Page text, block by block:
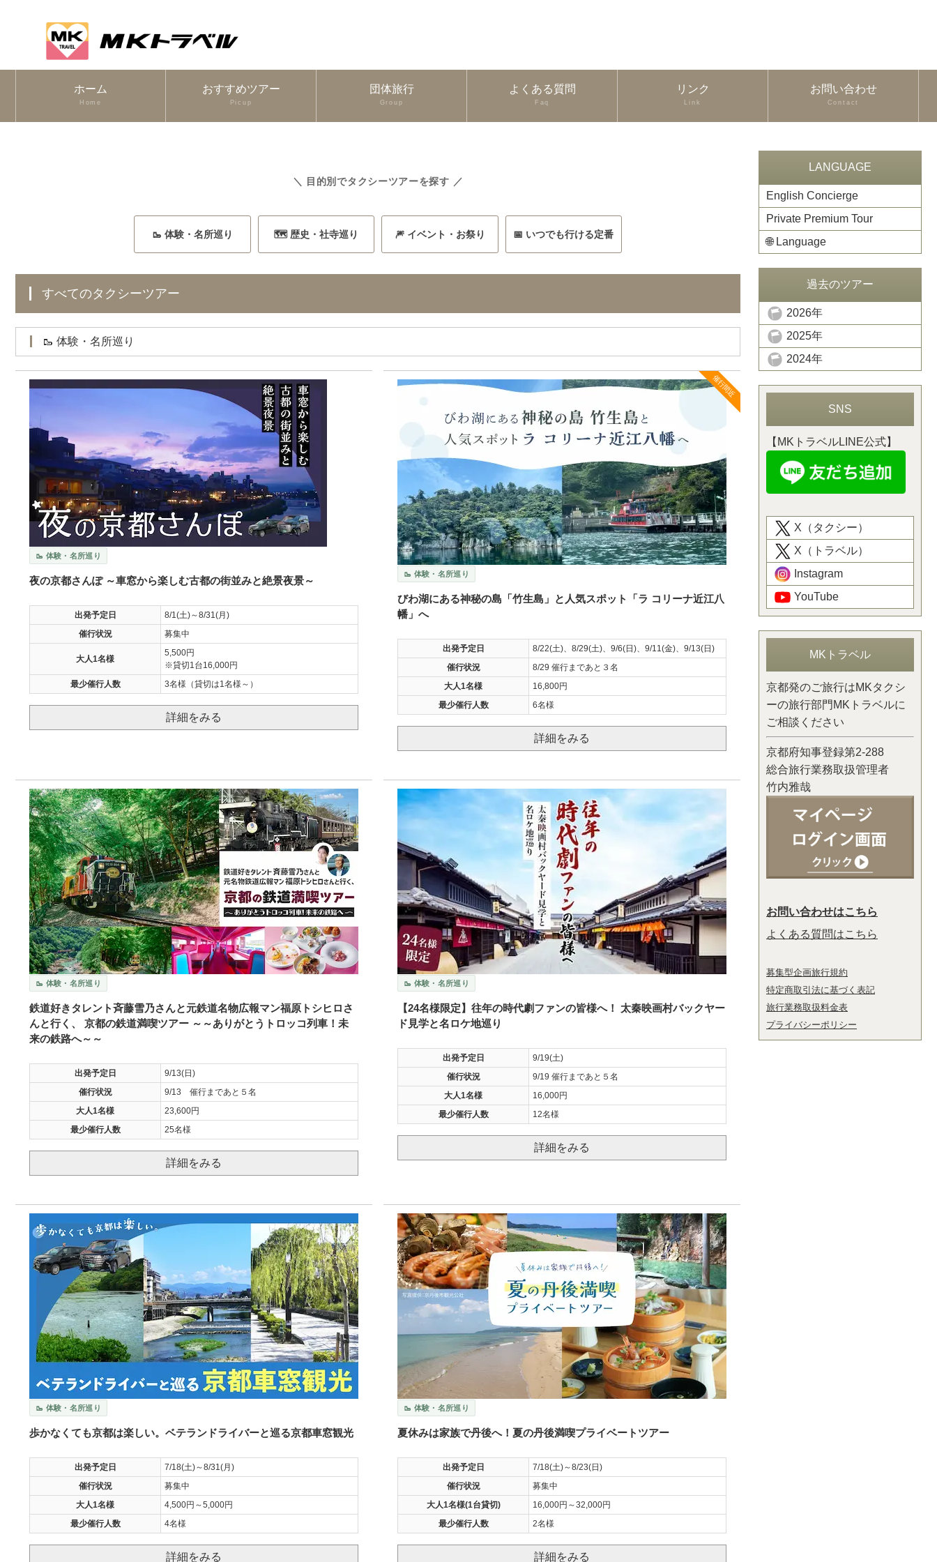
ホーム
Home
おすすめツアー
Picup
団体旅行
Group
よくある質問
Faq
リンク
Link
お問い合わせ
Contact
＼ 目的別でタクシーツアーを探す ／
🥾 体験・名所巡り 🗺️ 歴史・社寺巡り 🎆 イベント・お祭り 📅 いつでも行ける定番
すべてのタクシーツアー
🥾 体験・名所巡り
🥾 体験・名所巡り
夜の京都さんぽ ～車窓から楽しむ古都の街並みと絶景夜景～
出発予定日
8/1(土)～8/31(月)
催行状況
募集中
大人1名様
5,500円
※貸切1台16,000円
最少催行人数
3名様（貸切は1名様～）
詳細をみる
催行間近
🥾 体験・名所巡り
びわ湖にある神秘の島「竹生島」と人気スポット「ラ コリーナ近江八
幡」へ
出発予定日
8/22(土)、8/29(土)、9/6(日)、9/11(金)、9/13(日)
催行状況
8/29 催行まであと３名
大人1名様
16,800円
最少催行人数
6名様
詳細をみる
🥾 体験・名所巡り
鉄道好きタレント斉藤雪乃さんと元鉄道名物広報マン福原トシヒロさ
んと行く、 京都の鉄道満喫ツアー ～～ありがとうトロッコ列車！未
来の鉄路へ～～
出発予定日
9/13(日)
催行状況
9/13 催行まであと５名
大人1名様
23,600円
最少催行人数
25名様
詳細をみる
🥾 体験・名所巡り
【24名様限定】往年の時代劇ファンの皆様へ！ 太秦映画村バックヤー
ド見学と名ロケ地巡り
出発予定日
9/19(土)
催行状況
9/19 催行まであと５名
大人1名様
16,000円
最少催行人数
12名様
詳細をみる
🥾 体験・名所巡り
歩かなくても京都は楽しい。ベテランドライバーと巡る京都車窓観光
出発予定日
7/18(土)～8/31(月)
催行状況
募集中
大人1名様
4,500円～5,000円
最少催行人数
4名様
詳細をみる
🥾 体験・名所巡り
夏休みは家族で丹後へ！夏の丹後満喫プライベートツアー
出発予定日
7/18(土)～8/23(日)
催行状況
募集中
大人1名様(1台貸切)
16,000円～32,000円
最少催行人数
2名様
詳細をみる
LANGUAGE
English Concierge
Private Premium Tour
🌐Language
過去のツアー
2026年
2025年
2024年
SNS
【MKトラベルLINE公式】
X（タクシー）
X（トラベル）
Instagram
YouTube
MKトラベル
京都発のご旅行はMKタクシ
ーの旅行部門MKトラベルに
ご相談ください
京都府知事登録第2-288
総合旅行業務取扱管理者
竹内雅哉
お問い合わせはこちら
よくある質問はこちら
募集型企画旅行規約
特定商取引法に基づく表記
旅行業務取扱料金表
プライバシーポリシー